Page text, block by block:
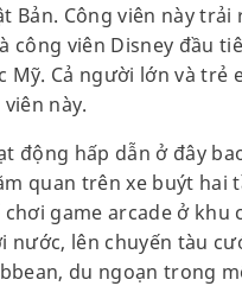
Bản. Công viên này trải
công viên Disney đầu
Mỹ. Cả người lớn và trẻ
này.
động hấp dẫn ở đây
quan trên xe buýt hai
chơi game arcade ở khu
nước, lên chuyến tàu
du ngoạn trong